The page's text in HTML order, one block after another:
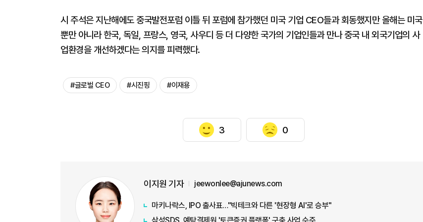
시 주석은 지난해에도 중국발전포럼 이틀 뒤 포럼에 참가했던 미국 기업 CEO들과 회동했지만 올해는 미국
뿐만 아니라 한국, 독일, 프랑스, 영국, 사우디 등 더 다양한 국가의 기업인들과 만나 중국 내 외국기업의 사
업환경을 개선하겠다는 의지를 피력했다.
#글로벌 CEO #시진핑 #이재용
3 0
이지원 기자 jeewonlee@ajunews.com
마키나락스, IPO 출사표…"빅테크와 다른 '현장형 AI'로 승부"